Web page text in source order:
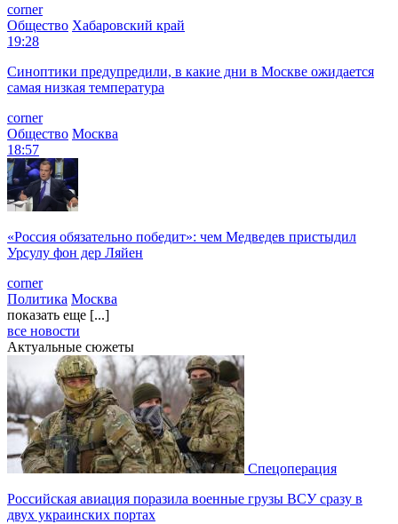
corner
Общество Хабаровский край
19:28
Синоптики предупредили, в какие дни в Москве ожидается
самая низкая температура
corner
Общество Москва
18:57
«Россия обязательно победит»: чем Медведев пристыдил
Урсулу фон дер Ляйен
corner
Политика Москва
показать еще [...]
все новости
Актуальные сюжеты
Спецоперация
Российская авиация поразила военные грузы ВСУ сразу в
двух украинских портах